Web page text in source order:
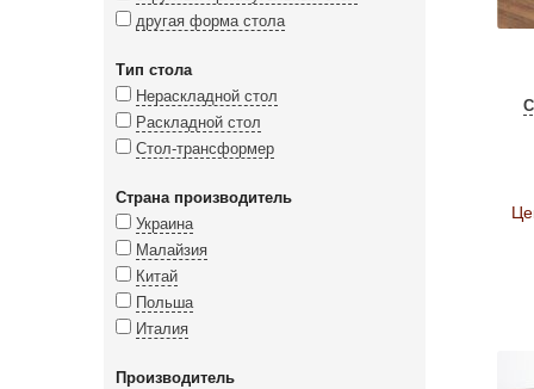
другая форма стола
Тип стола
Нераскладной стол
Раскладной стол
Стол-трансформер
Страна производитель
Украина
Малайзия
Китай
Польша
Италия
Производитель